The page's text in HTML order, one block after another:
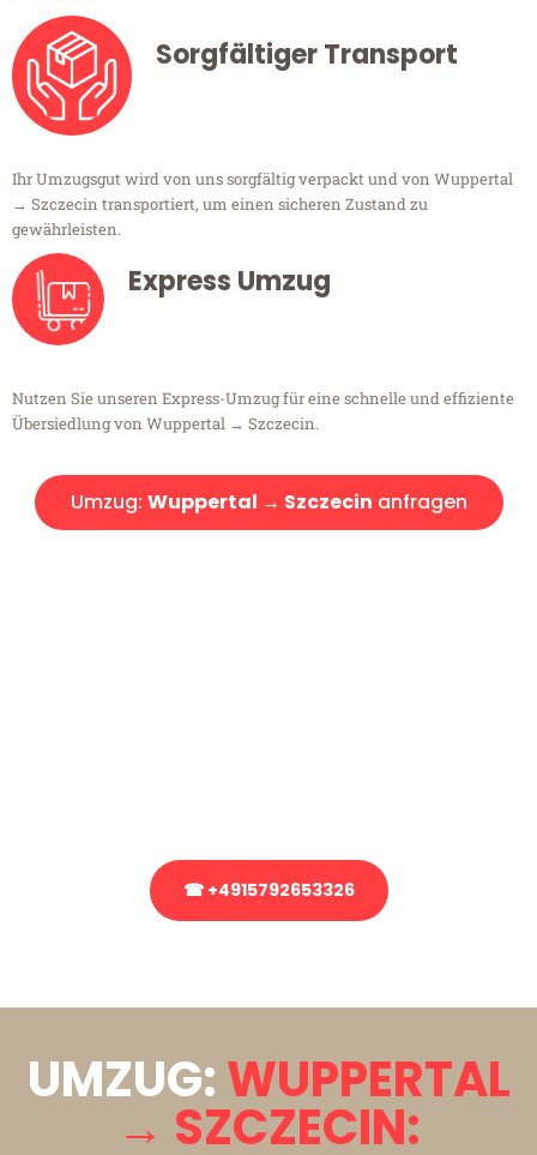
Sorgfältiger Transport
Ihr Umzugsgut wird von uns sorgfältig verpackt und von Wuppertal
→ Szczecin transportiert, um einen sicheren Zustand zu
gewährleisten.
Express Umzug
Nutzen Sie unseren Express-Umzug für eine schnelle und effiziente
Übersiedlung von Wuppertal → Szczecin.
Umzug: Wuppertal → Szczecin anfragen
☎ +4915792653326
UMZUG:WUPPERTAL
→ SZCZECIN: